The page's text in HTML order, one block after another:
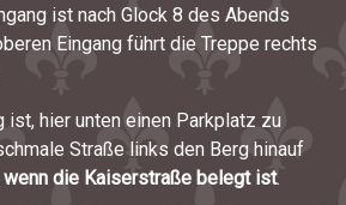
ist nach Glock 8 des Abends
Eingang führt die Treppe rechts
ist, hier unten einen Parkplatz zu
Straße links den Berg hinauf
wenn die Kaiserstraße belegt ist.